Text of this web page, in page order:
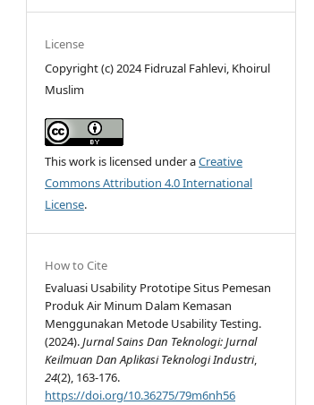
License
Copyright (c) 2024 Fidruzal Fahlevi, Khoirul
Muslim
This work is licensed under aCreative
Commons Attribution 4.0 International
License.
How to Cite
Evaluasi Usability Prototipe Situs Pemesan
Produk Air Minum Dalam Kemasan
Menggunakan Metode Usability Testing.
(2024).Jurnal Sains Dan Teknologi: Jurnal
Keilmuan Dan Aplikasi Teknologi Industri,
24(2), 163-176.
https://doi.org/10.36275/79m6nh56